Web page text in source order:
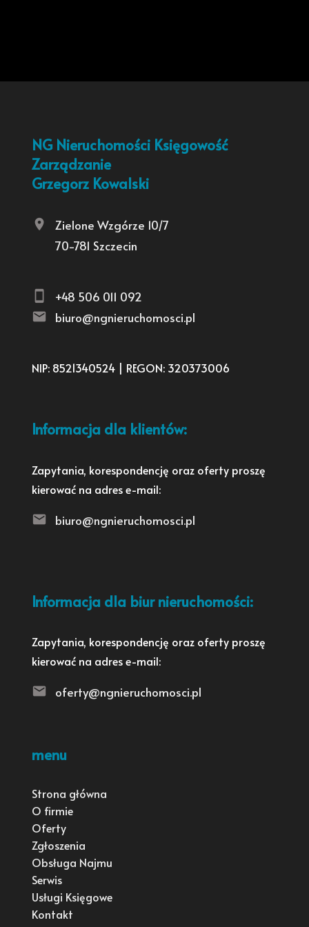
NG Nieruchomości Księgowość
Zarządzanie
Grzegorz Kowalski
Zielone Wzgórze 10/7
70-781 Szczecin
+48 506 011 092
biuro@ngnieruchomosci.pl
NIP: 8521340524 | REGON: 320373006
Informacja dla klientów:
Zapytania, korespondencję oraz oferty proszę
kierować na adres e-mail:
biuro@ngnieruchomosci.pl
Informacja dla biur nieruchomości:
Zapytania, korespondencję oraz oferty proszę
kierować na adres e-mail:
oferty@ngnieruchomosci.pl
menu
Strona główna
O firmie
Oferty
Zgłoszenia
Obsługa Najmu
Serwis
Usługi Księgowe
Kontakt